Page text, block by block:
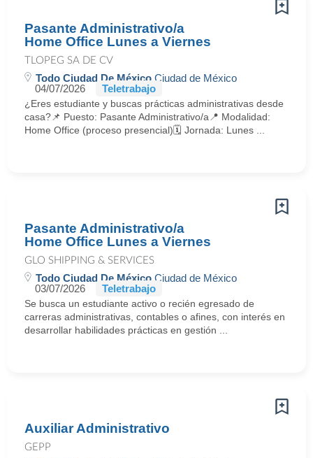
Pasante Administrativo/a
Home Office Lunes a Viernes
TLOPEG SA DE CV
Todo Ciudad De México Ciudad de México
04/07/2026
Teletrabajo
¿Eres estudiante y buscas prácticas administrativas desde
casa?📌 Puesto: Pasante Administrativo/a📍 Modalidad:
Home Office (proceso presencial)🗓 Jornada: Lunes ...
Pasante Administrativo/a
Home Office Lunes a Viernes
GLO SHIPPING & SERVICES
Todo Ciudad De México Ciudad de México
03/07/2026
Teletrabajo
Se busca un estudiante activo o recién egresado de
carreras administrativas, contables o afines, con interés en
desarrollar habilidades prácticas en gestión ...
Auxiliar Administrativo
GEPP